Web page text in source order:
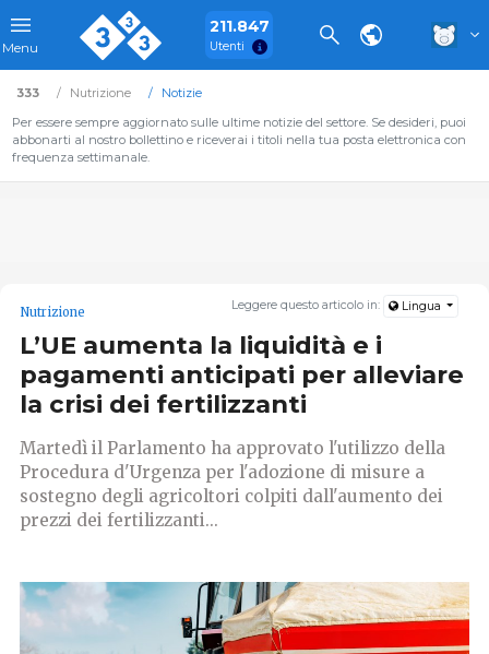
Menu
211.847
Utenti
333 Nutrizione
Notizie
Per essere sempre aggiornato sulle ultime notizie del settore. Se desideri, puoi
abbonarti al nostro bollettino e riceverai i titoli nella tua posta elettronica con
frequenza settimanale.
Leggere questo articolo in: Lingua
Nutrizione
L’UE aumenta la liquidità e i
pagamenti anticipati per alleviare
la crisi dei fertilizzanti
Martedì il Parlamento ha approvato l'utilizzo della
Procedura d'Urgenza per l'adozione di misure a
sostegno degli agricoltori colpiti dall'aumento dei
prezzi dei fertilizzanti...